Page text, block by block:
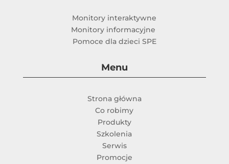
Monitory interaktywne
Monitory informacyjne
Pomoce dla dzieci SPE
Menu
Strona główna
Co robimy
Produkty
Szkolenia
Serwis
Promocje